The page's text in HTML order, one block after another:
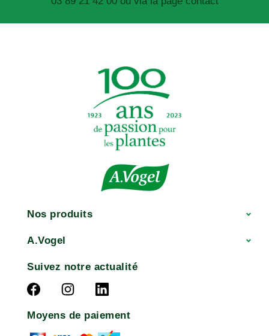
Nos produits
A.Vogel
Suivez notre actualité
Moyens de paiement